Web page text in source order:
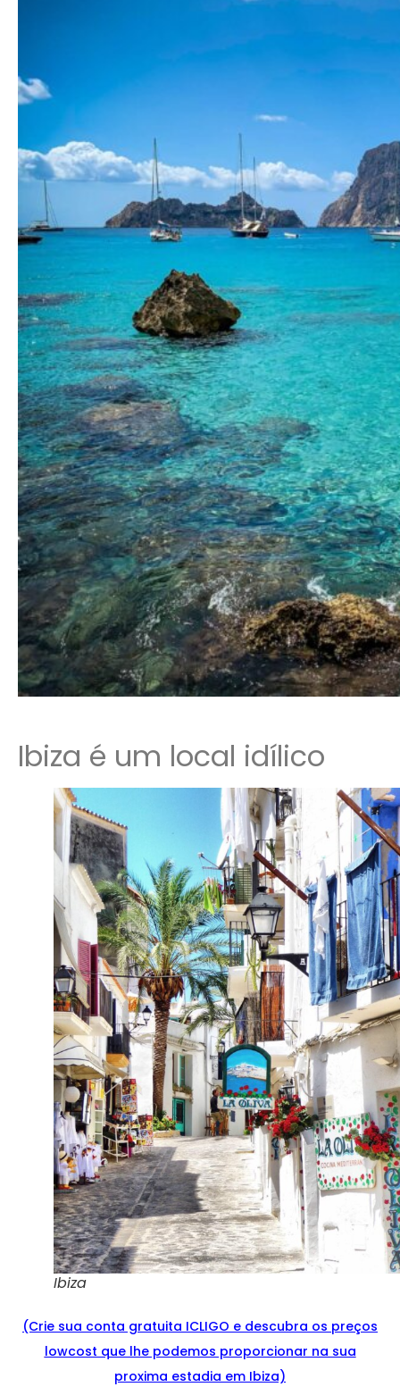
Ibiza é um local idílico
Ibiza
(Crie sua conta gratuita ICLIGO e descubra os preços
lowcost que lhe podemos proporcionar na sua
proxima estadia em Ibiza)